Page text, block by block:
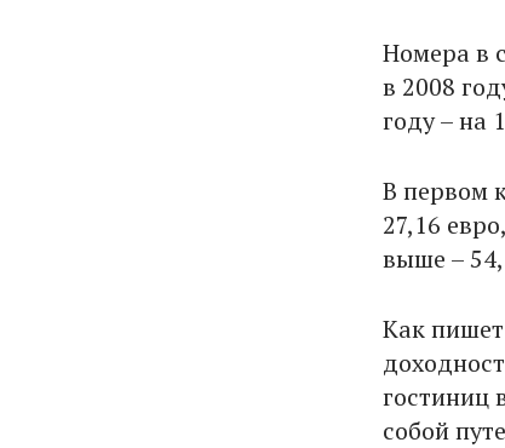
Номера в
в 2008
году – на
В первом
27,16
выше –
Как
гостиниц
собой